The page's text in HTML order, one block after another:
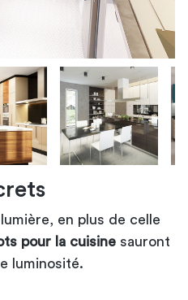
en plus de celle
pour la cuisine sauront
luminosité.
spots de
spotsspots
pour la cuisine
spots pour la
spots pour votre